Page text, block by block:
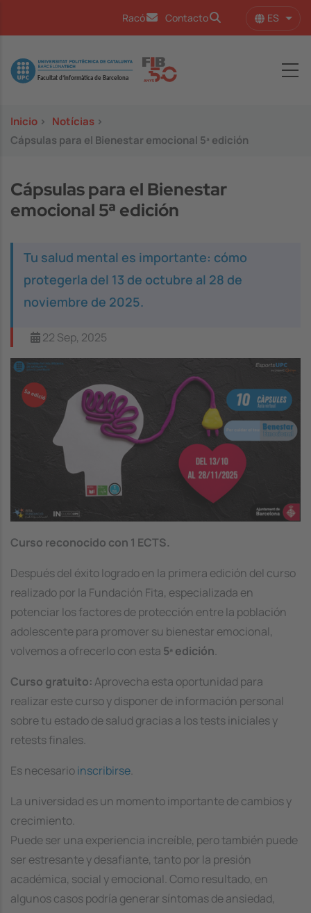
Racó Contacto ES
Image
Inicio > Notícias >
Cápsulas para el Bienestar emocional 5ª edición
Cápsulas para el Bienestar
emocional 5ª edición
Tu salud mental es importante: cómo
protegerla del 13 de octubre al 28 de
noviembre de 2025.
22 Sep, 2025
Image
Curso reconocido con 1 ECTS.
Después del éxito logrado en la primera edición del curso
realizado por la Fundación Fita, especializada en
potenciar los factores de protección entre la población
adolescente para promover su bienestar emocional,
volvemos a ofrecerlo con esta 5ª edición.
Curso gratuito: Aprovecha esta oportunidad para
realizar este curso y disponer de información personal
sobre tu estado de salud gracias a los tests iniciales y
retests finales.
Es necesarioinscribirse.
La universidad es un momento importante de cambios y
crecimiento.
Puede ser una experiencia increíble, pero también puede
ser estresante y desafiante, tanto por la presión
académica, social y emocional. Como resultado, en
algunos casos podría generar síntomas de ansiedad,